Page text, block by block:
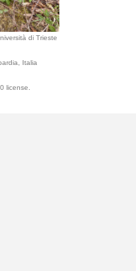
di Trieste
Italia
license.